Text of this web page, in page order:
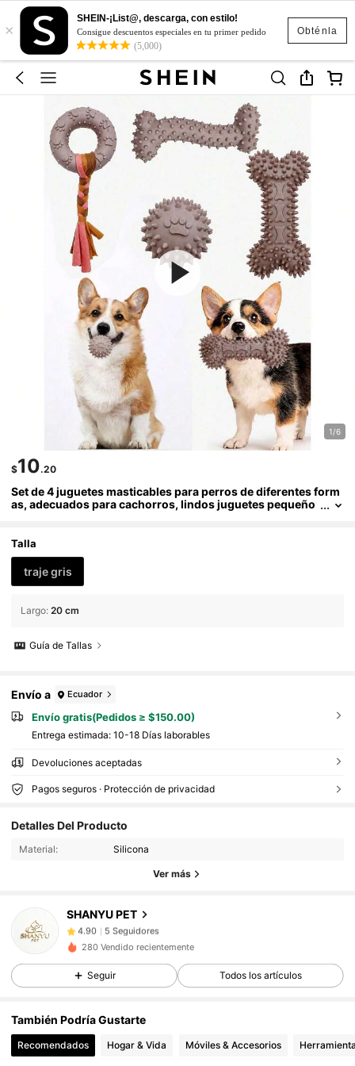
Obténla
×
SHEIN-¡List@, descarga, con estilo!
Consigue descuentos especiales en tu primer pedido
(5,000)
1/6
$10.20
Set de 4 juguetes masticables para perros de diferentes form
as, adecuados para cachorros, lindos juguetes pequeño
dos para perros pequeños
Talla
traje gris
Largo: 20 cm
Guía de Tallas
Envío a Ecuador
Envío gratis(Pedidos ≥ $150.00)
Entrega estimada: 10-18 Días laborables
Devoluciones aceptadas
Pagos seguros · Protección de privacidad
Detalles Del Producto
Material: Silicona
Ver más
SHANYU PET
4.90 5 Seguidores
5 Seguidores
280 Vendido recientemente
Seguir Todos los artículos
También Podría Gustarte
Recomendados Hogar & Vida Móviles & Accesorios